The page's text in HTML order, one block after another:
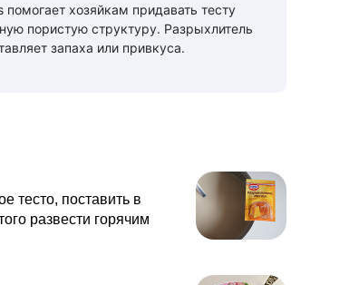
помогает хозяйкам придавать тесту
пористую структуру. Разрыхлитель
запаха или привкуса.
тесто, поставить в
развести горячим